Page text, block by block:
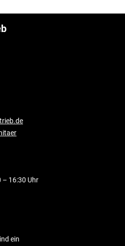
– 16:30 Uhr